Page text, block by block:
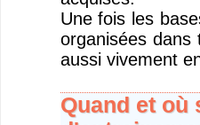
Une fois les
organisées
aussi vivement
Quand et où